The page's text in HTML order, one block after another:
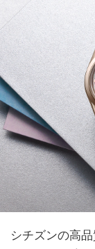
シチズンの高